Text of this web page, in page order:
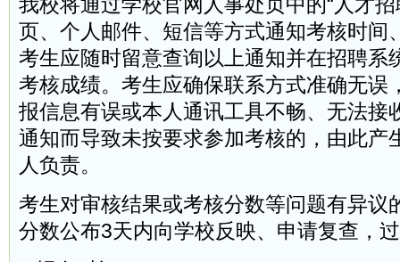
我校将通过学校官网人事处页中的“人才
页、个人邮件、短信等方式通知考核时间
考生应随时留意查询以上通知并在招聘系
考核成绩。考生应确保联系方式准确无误
报信息有误或本人通讯工具不畅、无法接
通知而导致未按要求参加考核的，由此产
人负责。
考生对审核结果或考核分数等问题有异议
分数公布3天内向学校反映、申请复查，